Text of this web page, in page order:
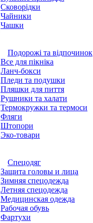
Сковорідки
Чайники
Чашки
Подорожі та відпочинок
Все для пікніка
Ланч-бокси
Пледи та подушки
Пляшки для пиття
Рушники та халати
Термокружки та термоси
Фляги
Штопори
Эко-товари
Спецодяг
Защита головы и лица
Зимняя спецодежда
Летняя спецодежда
Медицинская одежда
Рабочая обувь
Фартухи